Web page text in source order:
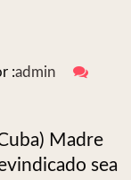
:admin
Madre
sea